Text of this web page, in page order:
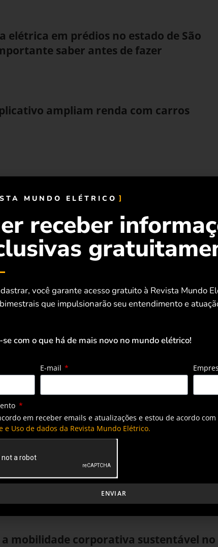
elétrica em prédios no estado de São
saber antes de fazer
ampliam renda com carros
e transformam
energética nas cidades
recarga elétrica em edifícios garante
à eletromobilidade em São
estrada: a nova geografia da rede de
Brasil
em Camaçari e chega a quase 20
entre energia solar e veículos elétricos
da mobilidade urbana
a mobilidade corporativa sustentável no
MUNDO ELÉTRICO
receber
você garante acesso gratuito à Revista Mundo
que impulsionarão seu entendimento e
se com o que há de mais novo no mundo elétrico!
E-mail
em receber emails e atualizações e estou de acordo com
e Uso de dados da Revista Mundo Elétrico.
ENVIAR